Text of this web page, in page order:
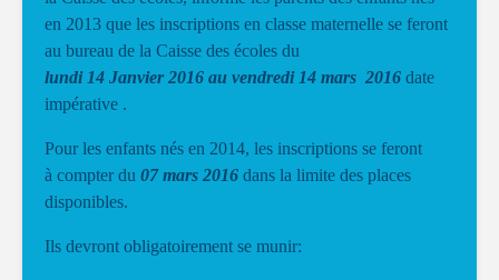
en 2013 que les inscriptions en classe maternelle se feront
au bureau de la Caisse des écoles du
lundi 14 Janvier 2016 au vendredi 14 mars 2016 date
impérative .
Pour les enfants nés en 2014, les inscriptions se feront
à compter du 07 mars 2016 dans la limite des places
disponibles.
Ils devront obligatoirement se munir: